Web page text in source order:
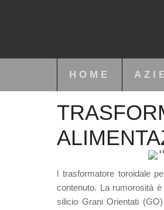
HOME
l trasformatore toroidale
contenuto. La rumorosità
silicio Grani Orientati